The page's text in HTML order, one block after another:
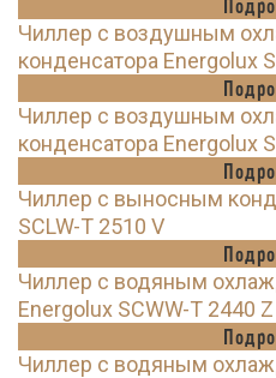
Чиллер с воздушным
конденсатора Energolux
Чиллер с воздушным
конденсатора Energolux
Чиллер с выносным
SCLW-T 2510 V
Чиллер с водяным
Energolux SCWW-T 2440 Z
Чиллер с водяным